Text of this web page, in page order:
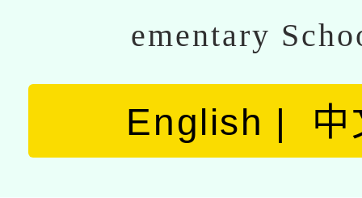
ementary
English 中